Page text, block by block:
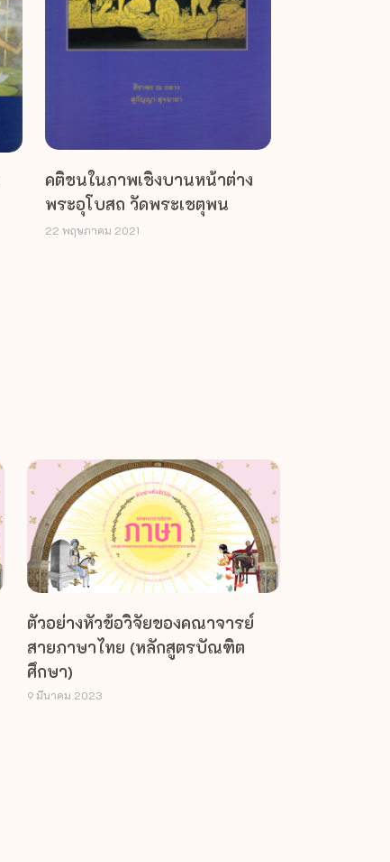
คติชนในภาพเชิงบานหน้าต่าง
พระอุโบสถ วัดพระเชตุพน
22 พฤษภาคม 2021
ตัวอย่างหัวข้อวิจัยของคณาจารย์
สายภาษาไทย (หลักสูตรบัณฑิต
ศึกษา)
9 มีนาคม 2023